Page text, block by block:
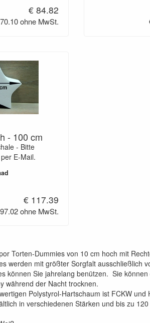
€ 84.82
ohne MwSt.
- 100 cm
- Bitte
E-Mail.
€ 117.39
ohne MwSt.
Torten-Dummies von 10 cm hoch mit
werden mit größter Sorgfalt ausschließlich
können Sie jahrelang benützen. Sie
während der Nacht trocknen.
Polystyrol-Hartschaum ist FCKW
in verschiedenen Stärken und bis zu